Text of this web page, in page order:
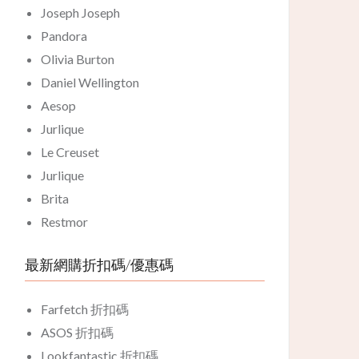
Joseph Joseph
Pandora
Olivia Burton
Daniel Wellington
Aesop
Jurlique
Le Creuset
Jurlique
Brita
Restmor
最新網購折扣碼/優惠碼
Farfetch 折扣碼
ASOS 折扣碼
Lookfantastic 折扣碼